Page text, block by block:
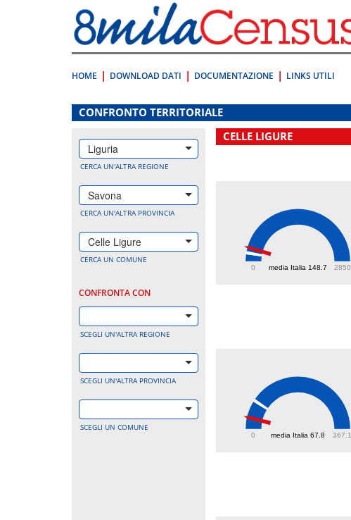
direttamente
a:
Contenuto
HOME DOWNLOAD DATI DOCUMENTAZIONE LINKS UTILI
.
CONFRONTO TERRITORIALE
Liguria
CERCA UN'ALTRA REGIONE
Savona
CERCA UN'ALTRA PROVINCIA
Celle Ligure
CERCA UN COMUNE
CONFRONTA CON
SCEGLI UN'ALTRA REGIONE
SCEGLI UN'ALTRA PROVINCIA
SCEGLI UN COMUNE
CELLE LIGURE
media Italia 148.7
0 2850
media Italia 67.8
0 367.1